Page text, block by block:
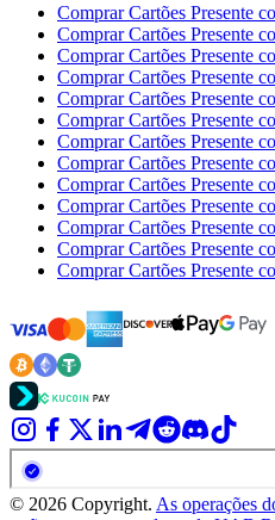
Comprar Cartões Presente
Comprar Cartões Presente
Comprar Cartões Presente
Comprar Cartões Presente
Comprar Cartões Presente
Comprar Cartões Presente
Comprar Cartões Presente
Comprar Cartões Presente
Comprar Cartões Presente
Comprar Cartões Presente
Comprar Cartões Presente
Comprar Cartões Presente
Comprar Cartões Presente
© 2026 Copyright. As operações